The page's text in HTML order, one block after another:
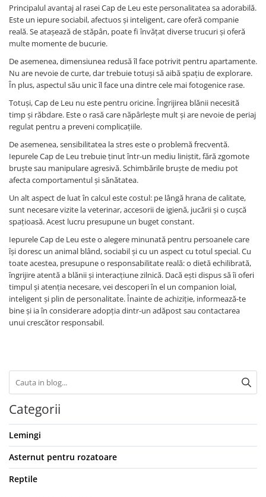
Principalul avantaj al rasei Cap de Leu este personalitatea sa adorabilă.
Este un iepure sociabil, afectuos și inteligent, care oferă companie
reală. Se atașează de stăpân, poate fi învățat diverse trucuri și oferă
multe momente de bucurie.
De asemenea, dimensiunea redusă îl face potrivit pentru apartamente.
Nu are nevoie de curte, dar trebuie totuși să aibă spațiu de explorare.
În plus, aspectul său unic îl face una dintre cele mai fotogenice rase.
Totuși, Cap de Leu nu este pentru oricine. Îngrijirea blănii necesită
timp și răbdare. Este o rasă care năpârlește mult și are nevoie de periaj
regulat pentru a preveni complicațiile.
De asemenea, sensibilitatea la stres este o problemă frecventă.
Iepurele Cap de Leu trebuie ținut într-un mediu liniștit, fără zgomote
bruște sau manipulare agresivă. Schimbările bruște de mediu pot
afecta comportamentul și sănătatea.
Un alt aspect de luat în calcul este costul: pe lângă hrana de calitate,
sunt necesare vizite la veterinar, accesorii de igienă, jucării și o cușcă
spațioasă. Acest lucru presupune un buget constant.
Iepurele Cap de Leu este o alegere minunată pentru persoanele care
își doresc un animal blând, sociabil și cu un aspect cu totul special. Cu
toate acestea, presupune o responsabilitate reală: o dietă echilibrată,
îngrijire atentă a blănii și interacțiune zilnică. Dacă ești dispus să îi oferi
timpul și atenția necesare, vei descoperi în el un companion loial,
inteligent și plin de personalitate. Înainte de achiziție, informează-te
bine și ia în considerare adopția dintr-un adăpost sau contactarea
unui crescător responsabil.
Categorii
Lemingi
Asternut pentru rozatoare
Reptile